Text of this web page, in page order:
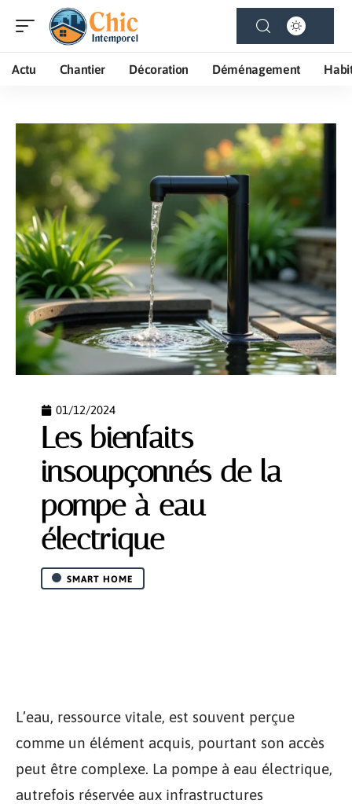
Actu Chantier Décoration Déménagement
01/12/2024
Les bienfaits
insoupçonnés de la
pompe à eau
électrique
SMART HOME
L’eau, ressource vitale, est souvent perçue
comme un élément acquis, pourtant son accès
peut être complexe. La pompe à eau électrique,
autrefois réservée aux infrastructures